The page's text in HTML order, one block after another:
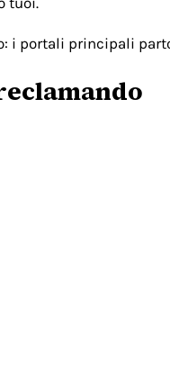
i portali principali